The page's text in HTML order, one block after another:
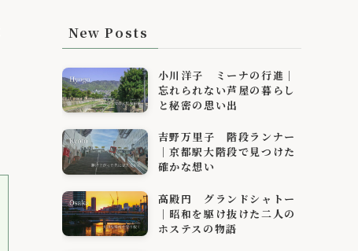
New Posts
小川洋子 ミーナの行進｜
忘れられない芦屋の暮らし
と秘密の思い出
吉野万里子 階段ランナー
｜京都駅大階段で見つけた
確かな想い
高殿円 グランドシャトー
｜昭和を駆け抜けた二人の
ホステスの物語